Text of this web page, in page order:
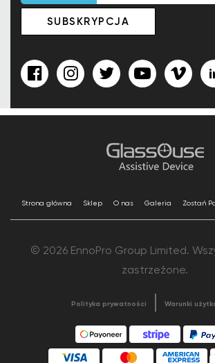
Strona główna Sklep O nas Galeria Zostań
© 2026 EnnoPro Group Limited.
zastrzeżone.
Polityka prywatności Warunki